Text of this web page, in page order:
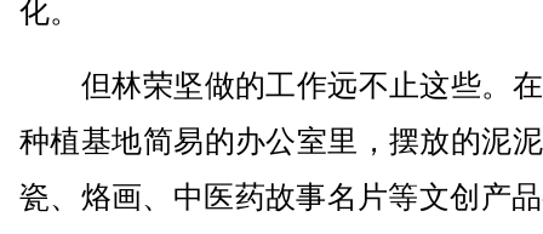
化。
但林荣坚做的工作远不止这些。
种植基地简易的办公室里，摆放的泥
瓷、烙画、中医药故事名片等文创产